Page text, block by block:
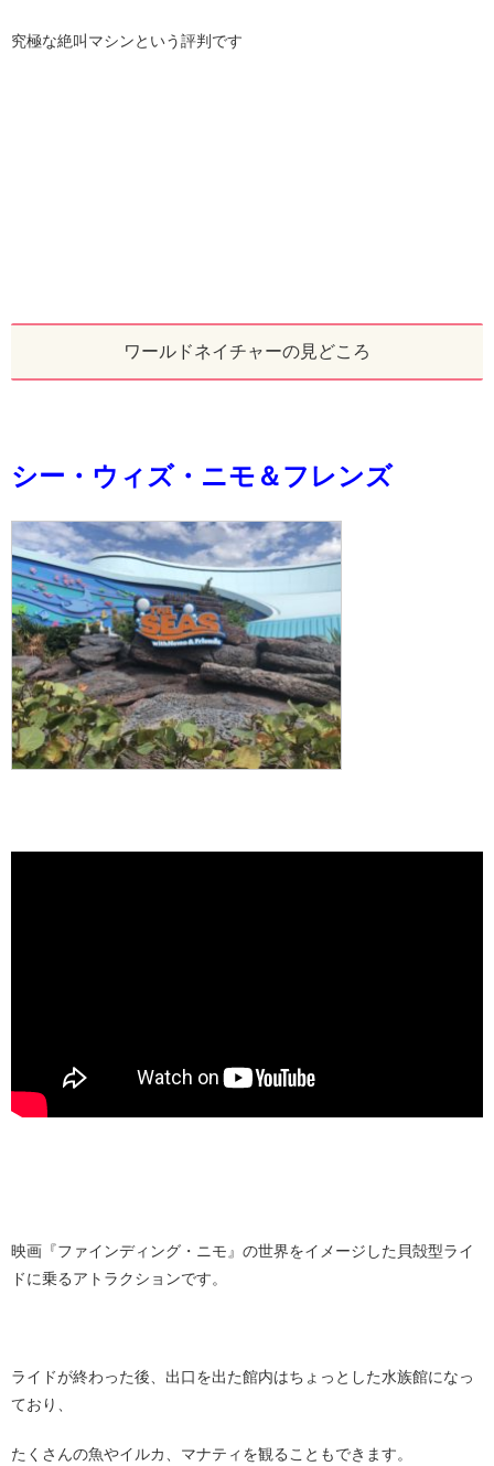
究極な絶叫マシンという評判です
ワールドネイチャーの見どころ
シー・ウィズ・ニモ＆フレンズ
映画『ファインディング・ニモ』の世界をイメージした貝殻型ライ
ドに乗るアトラクションです。
ライドが終わった後、出口を出た館内はちょっとした水族館になっ
ており、
たくさんの魚やイルカ、マナティを観ることもできます。